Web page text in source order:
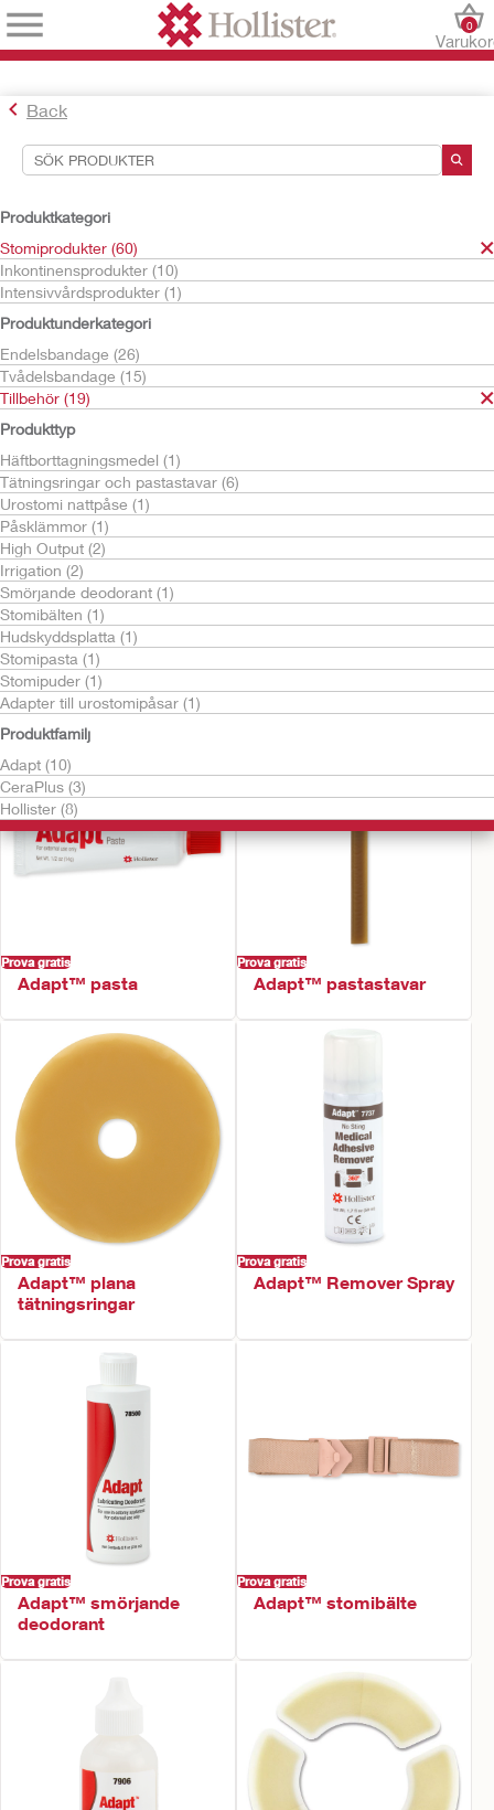
0
Back
Produktkategori
Stomiprodukter (60)
Inkontinensprodukter (10)
Intensivvårdsprodukter (1)
Produktunderkategori
Endelsbandage (26)
Tvådelsbandage (15)
Tillbehör (19)
Produkttyp
Häftborttagningsmedel (1)
Tätningsringar och pastastavar (6)
Urostomi nattpåse (1)
Påsklämmor (1)
High Output (2)
Irrigation (2)
Smörjande deodorant (1)
Stomibälten (1)
Hudskyddsplatta (1)
Stomipasta (1)
Stomipuder (1)
Adapter till urostomipåsar (1)
Produktfamilj
Adapt (10)
CeraPlus (3)
Hollister (8)
Sökverktyg
Dina val:
Stomiprodukter
Tillbehör
Ditt val matchade19resultat
Sortera efter:
Prova gratis
Adapter till
urostomipåsar
Prova gratis
Adapt™ pasta
Prova gratis
Adapt™ pastastavar
Prova gratis
Adapt™ plana
tätningsringar
Prova gratis
Adapt™ Remover Spray
Prova gratis
Adapt™ smörjande
deodorant
Prova gratis
Adapt™ stomibälte